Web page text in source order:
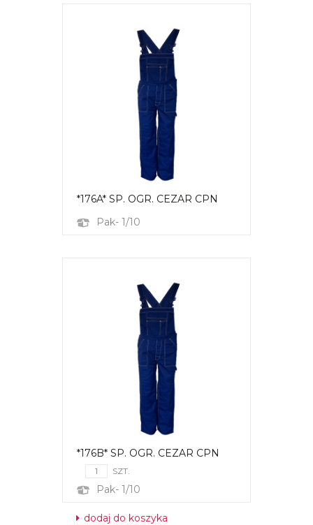
*176A* SP. OGR. CEZAR CPN
Pak- 1/10
*176B* SP. OGR. CEZAR CPN
SZT.
Pak- 1/10
dodaj do koszyka